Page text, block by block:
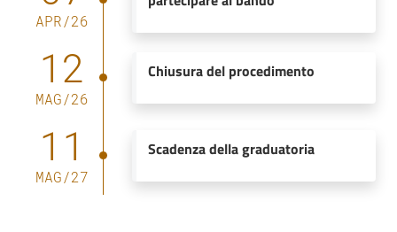
APR/26
12
MAG/26
Chiusura del procedimento
11
MAG/27
Scadenza della graduatoria